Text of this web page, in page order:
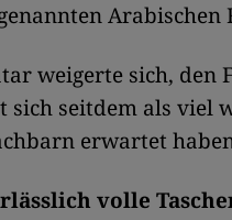
weigerte sich, den
sich seitdem als viel
erwartet
volle